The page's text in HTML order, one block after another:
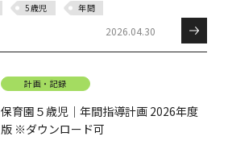
5歳児 年間
2026.04.30
計画・記録
保育園５歳児｜年間指導計画 2026年度
版 ※ダウンロード可